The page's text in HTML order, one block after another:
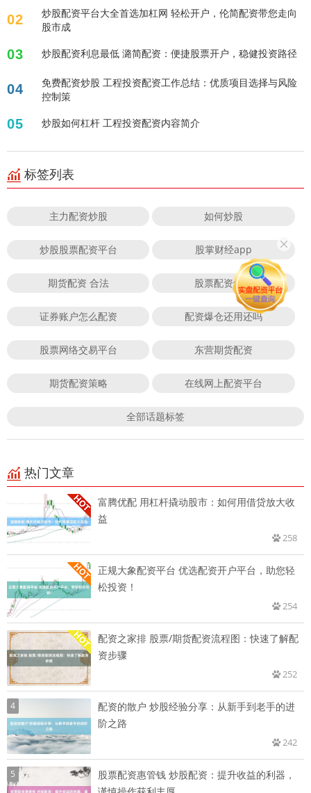
02
炒股配资平台大全首选加杠网 轻松开户，伦简配资带您走向
股市成
03 炒股配资利息最低 潞简配资：便捷股票开户，稳健投资路径
04
免费配资炒股 工程投资配资工作总结：优质项目选择与风险
控制策
05 炒股如何杠杆 工程投资配资内容简介
标签列表
主力配资炒股 如何炒股
炒股股票配资平台 股掌财经app
期货配资 合法 股票配资炒股
证券账户怎么配资 配资爆仓还用还吗
股票网络交易平台 东营期货配资
期货配资策略 在线网上配资平台
全部话题标签
热门文章
富腾优配 用杠杆撬动股市：如何用借贷放大收
益
258
正规大象配资平台 优选配资开户平台，助您轻
松投资！
254
配资之家排 股票/期货配资流程图：快速了解配
资步骤
252
4
配资的散户 炒股经验分享：从新手到老手的进
阶之路
242
5
股票配资惠管钱 炒股配资：提升收益的利器，